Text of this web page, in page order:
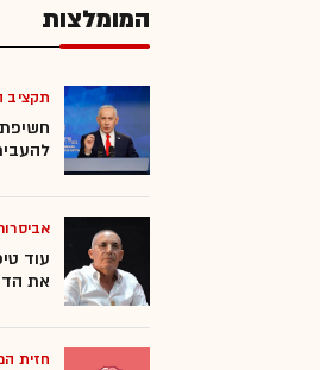
המומלצות
תקציב
להעביר 400 מיליארד שקל
עוד
את
חזית